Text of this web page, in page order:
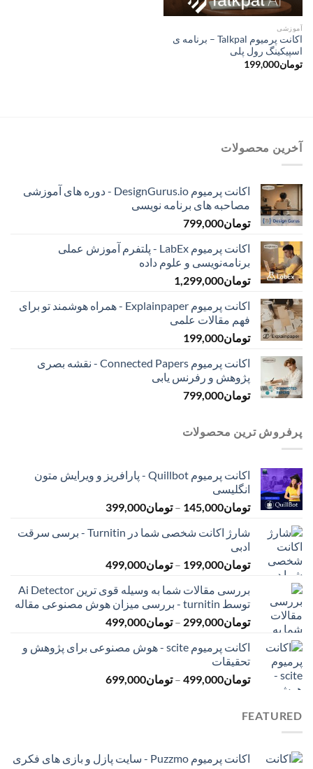
آموزشی
اکانت پرمیوم Talkpal – برنامه ی
اسپیکینگ رول پلی
تومان199,000
آخرین محصولات
اکانت پرمیوم DesignGurus.io - دوره ‌های آموزشی
مصاحبه ‌های برنامه نویسی
تومان799,000
اکانت پرمیوم LabEx - پلتفرم آموزش عملی
برنامه‌نویسی و علوم داده
تومان1,299,000
اکانت پرمیوم Explainpaper - همراه هوشمند تو برای
فهم مقالات علمی
تومان199,000
اکانت پرمیوم Connected Papers - نقشه بصری
پژوهش و رفرنس یابی
تومان799,000
پرفروش ترین محصولات
اکانت پرمیوم Quillbot - پارافریز و ویرایش متون
انگلیسی
تومان145,000
– تومان399,000
تومان145,000
تومان399,000
شارژ اکانت شخصی شما در Turnitin - برسی سرقت
ادبی
تومان199,000
– تومان499,000محدوده
تومان199,000
تا
تومان499,000
بررسی مقالات شما به وسیله قوی ترین Ai Detector
توسط turnitin - بررسی میزان هوش مصنوعی مقاله
تومان299,000
– تومان499,000محدوده
تومان299,000
تومان499,000
اکانت پرمیوم scite - هوش مصنوعی برای پژوهش و
تحقیقات
تومان499,000
– تومان699,000محدوده
FEATURED
اکانت پرمیوم Puzzmo - سایت پازل و بازی های فکری